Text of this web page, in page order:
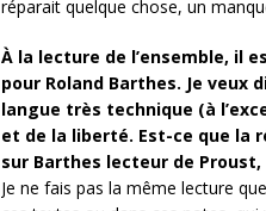
réparait quelque chose, un
À la lecture de l’ensemble, il
pour Roland Barthes. Je veux
langue très technique (à
et de la liberté. Est-ce que la
sur Barthes lecteur de Proust,
Je ne fais pas la même lecture